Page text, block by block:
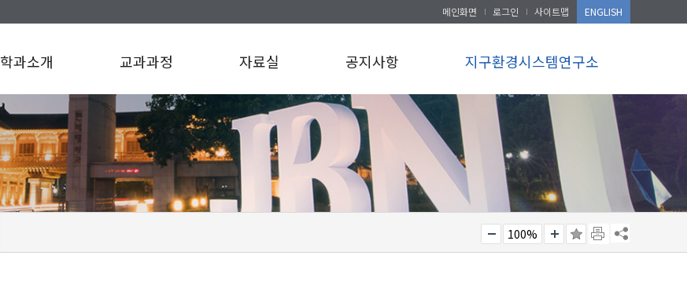
메인화면 로그인 사이트맵 ENGLISH
학과소개 교과과정 자료실 공지사항 지구환경시스템연구소
100%